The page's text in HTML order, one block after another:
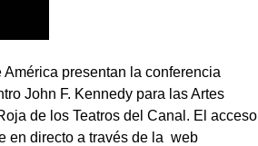
presentan la conferencia
John F. Kennedy para las Artes
de los Teatros del Canal. El acceso
en directo a través de la web